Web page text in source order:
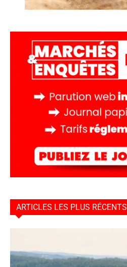
ARTICLES LES PLUS RÉCENTS